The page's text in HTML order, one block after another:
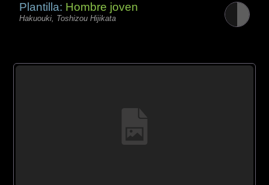
Plantilla: Hombre joven
Hakuouki, Toshizou Hijikata